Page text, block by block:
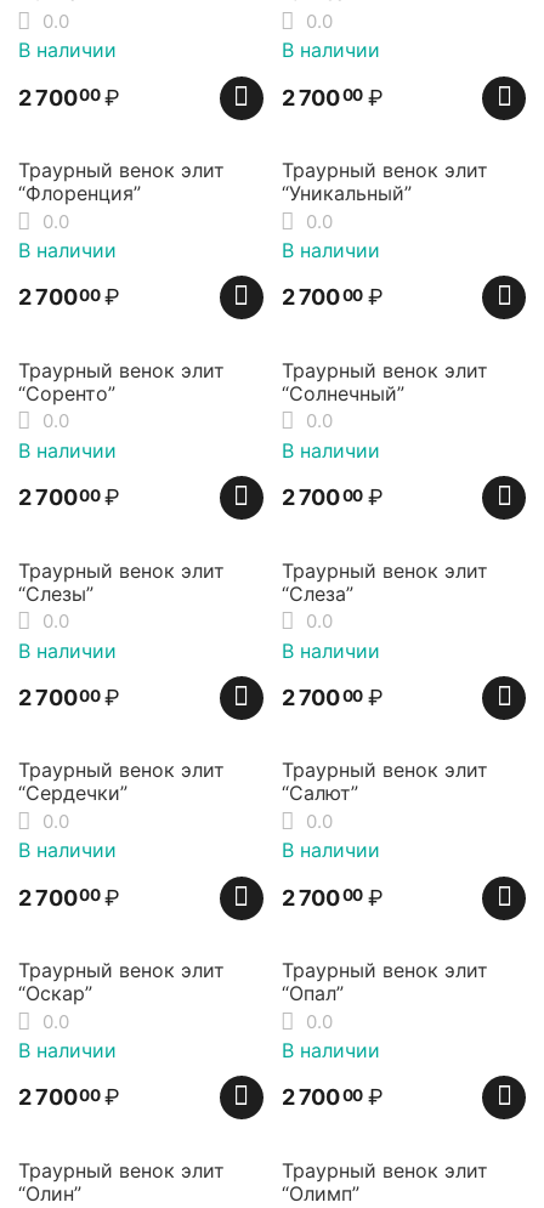
0.0
В наличии
2 70000 ₽
0.0
В наличии
2 70000 ₽
Траурный венок элит
“Флоренция”
0.0
В наличии
2 70000 ₽
Траурный венок элит
“Уникальный”
0.0
В наличии
2 70000 ₽
Траурный венок элит
“Соренто”
0.0
В наличии
2 70000 ₽
Траурный венок элит
“Солнечный”
0.0
В наличии
2 70000 ₽
Траурный венок элит
“Слезы”
0.0
В наличии
2 70000 ₽
Траурный венок элит
“Слеза”
0.0
В наличии
2 70000 ₽
Траурный венок элит
“Сердечки”
0.0
В наличии
2 70000 ₽
Траурный венок элит
“Салют”
0.0
В наличии
2 70000 ₽
Траурный венок элит
“Оскар”
0.0
В наличии
2 70000 ₽
Траурный венок элит
“Опал”
0.0
В наличии
2 70000 ₽
Траурный венок элит
“Олин”
Траурный венок элит
“Олимп”